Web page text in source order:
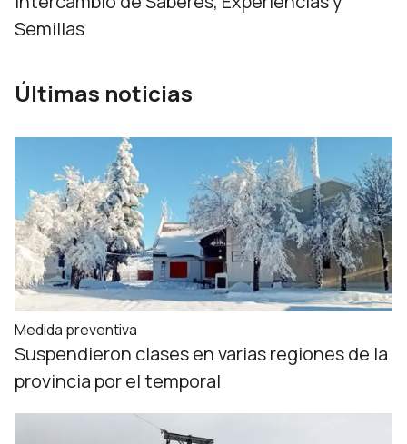
Semillas
Últimas noticias
Medida preventiva
Suspendieron clases en varias regiones de la
provincia por el temporal